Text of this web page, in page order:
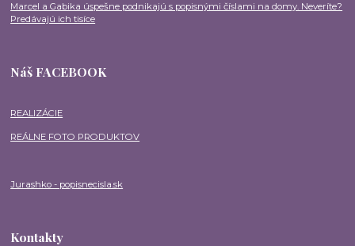
Marcel a Gabika úspešne podnikajú s popisnými číslami na domy. Neveríte?
Predávajú ich tisíce
Náš FACEBOOK
REALIZÁCIE
REÁLNE FOTO PRODUKTOV
Jurashko - popisnecisla.sk
Kontakty